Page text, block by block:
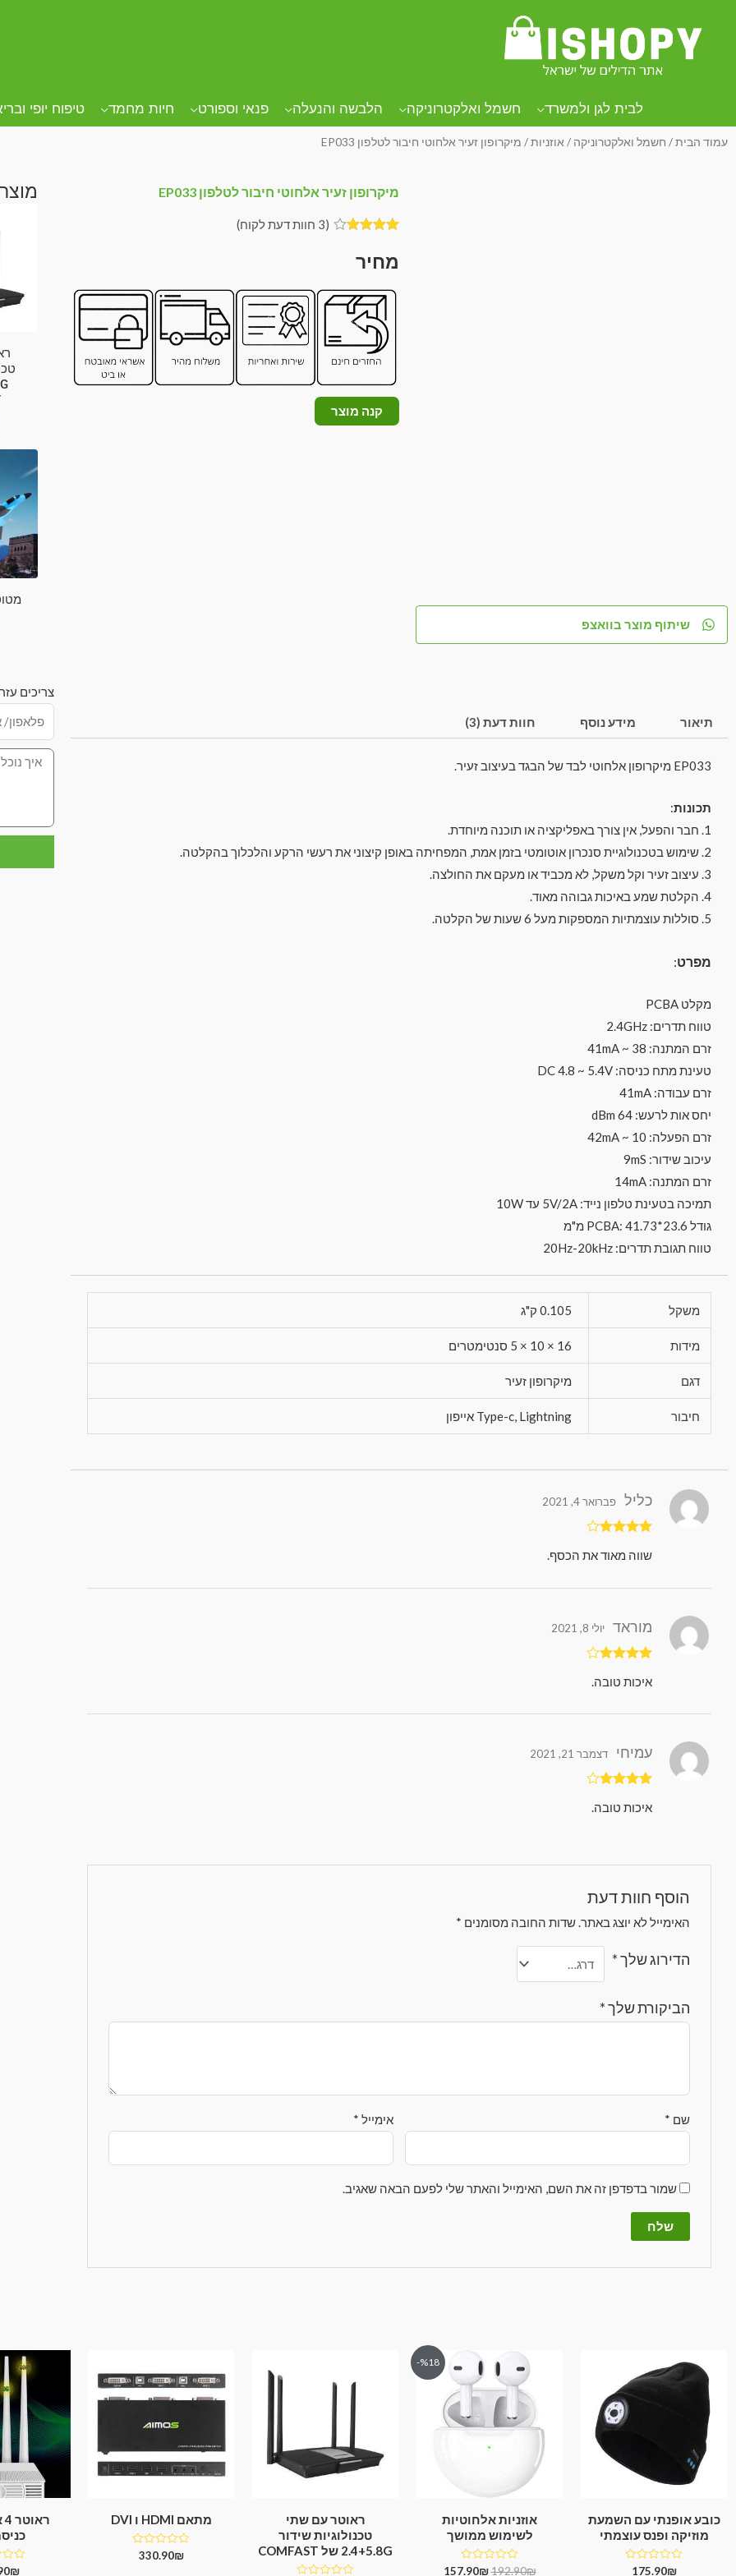
לבית לגן ולמשרד חשמל ואלקטרוניקה הלבשה והנעלה פנאי וספורט חיות מחמד טיפוח יופי
עמוד הבית/ חשמל ואלקטרוניקה / אוזניות/ מיקרופון זעיר אלחוטי חיבור לטלפון EP033
שיתוף מוצר בוואצפ
מיקרופון זעיר אלחוטי חיבור לטלפון EP033
4.00מתוך
5 מבוסס
של לקוחות
(
3 חוות דעת לקוח)
קנה מוצר
תיאור מידע נוסף חוות דעת (3)
EP033 מיקרופון אלחוטי לבד של הבגד בעיצוב זעיר.
תכונות:
1. חבר והפעל, אין צורך באפליקציה או תוכנה מיוחדת.
2. שימוש בטכנולוגיית סנכרון אוטומטי בזמן אמת, המפחיתה באופן קיצוני את רעשי הרקע והלכלוך בהקלטה.
3. עיצוב זעיר וקל משקל, לא מכביד או מעקם את החולצה.
4. הקלטת שמע באיכות גבוהה מאוד.
5. סוללות עוצמתיות המספקות מעל 6 שעות של הקלטה.
מפרט:
מקלט PCBA
טווח תדרים: 2.4GHz
זרם המתנה: 38 ~ 41mA
טעינת מתח כניסה: DC 4.8 ~ 5.4V
זרם עבודה: 41mA
יחס אות לרעש: 64 dBm
זרם הפעלה: 10 ~ 42mA
עיכוב שידור: 9mS
זרם המתנה: 14mA
תמיכה בטעינת טלפון נייד: 5V/2A עד 10W
גודל PCBA: 41.73*23.6 מ"מ
טווח תגובת תדרים: 20Hz-20kHz
משקל 0.105 ק"ג
מידות 16 × 10 × 5 סנטימטרים
דגם מיקרופון זעיר
חיבור Type-c, Lightning אייפון
מתוך 5
כליל פברואר 4, 2021
שווה מאוד את הכסף.
מתוך 5
מוראד יולי 8, 2021
איכות טובה.
מתוך 5
עמיחי דצמבר 21, 2021
איכות טובה.
הוסף חוות דעת
האימייל לא יוצג באתר.שדות החובה מסומנים *
הדירוג שלך*
הביקורת שלך*
שם * אימייל *
שמור בדפדפן זה את השם, האימייל והאתר שלי לפעם הבאה שאגיב.
צריכים
כובע אופנתי עם השמעת
מוזיקה ופנס עוצמתי
דורג175.90₪
%18-
אוזניות אלחוטיות
לשימוש ממושך
דורג
192.90₪
157.90₪
ראוטר עם שתי
טכנולוגיות שידור
2.4+5.8G של COMFAST
מתאם HDMI ו DVI
דורג330.90₪
דורג
₪